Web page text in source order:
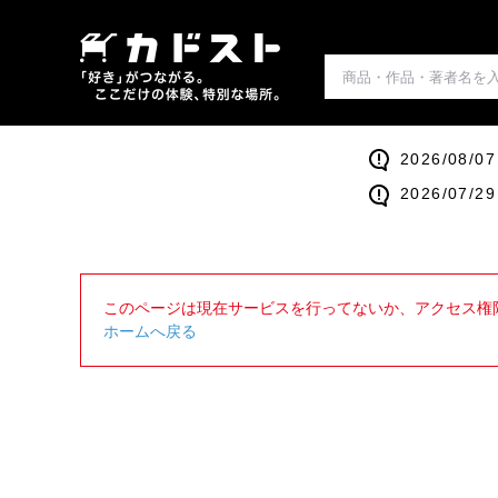
2026/08/07
2026/07/29
このページは現在サービスを行ってないか、アクセス
ホームへ戻る